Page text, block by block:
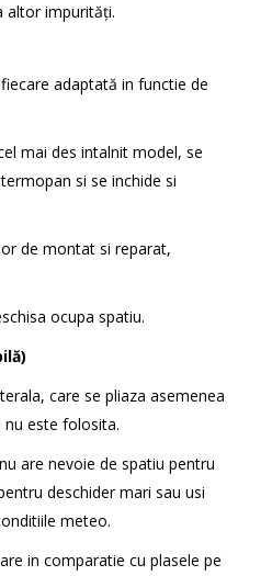
altor impurități.
adaptată in functie de
mai des intalnit model, se
si se inchide si
de montat si reparat,
ocupa spatiu.
care se pliaza asemenea
nu este folosita.
are nevoie de spatiu pentru
deschider mari sau usi
meteo.
in comparatie cu plasele pe